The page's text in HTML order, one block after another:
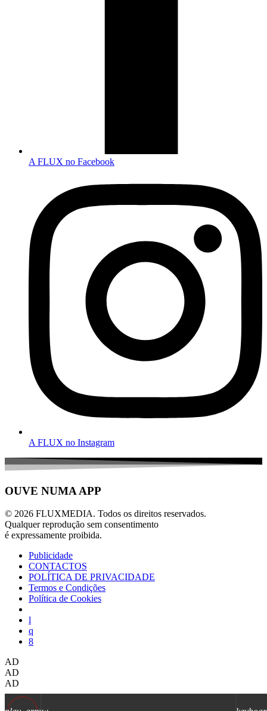
A FLUX no Facebook
A FLUX no Instagram
OUVE NUMA APP
© 2026 FLUXMEDIA. Todos os direitos reservados.
Qualquer reprodução sem consentimento
é expressamente proibida.
Publicidade
CONTACTOS
POLÍTICA DE PRIVACIDADE
Termos e Condições
Política de Cookies
AD
AD
AD